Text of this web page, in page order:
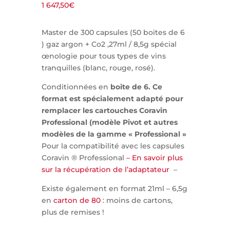
1 647,50€
Master de 300 capsules (50 boites de 6
) gaz argon + Co2 ,27ml / 8,5g spécial
œnologie pour tous types de vins
tranquilles (blanc, rouge, rosé).
Conditionnées en boite de 6. Ce
format est spécialement adapté pour
remplacer les cartouches Coravin
Professional (modèle Pivot et autres
modèles de la gamme « Professional »
Pour la compatibilité avec les capsules
Coravin ® Professional – En savoir plus
sur la récupération de l’adaptateur –
Existe également en format 21ml – 6,5g
en carton de 80: moins de cartons,
plus de remises !